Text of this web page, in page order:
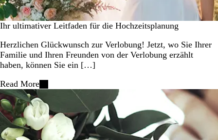
Ihr ultimativer Leitfaden für die Hochzeitsplanung
Herzlichen Glückwunsch zur Verlobung! Jetzt, wo Sie Ihrer
Familie und Ihren Freunden von der Verlobung erzählt
haben, können Sie ein […]
Read More